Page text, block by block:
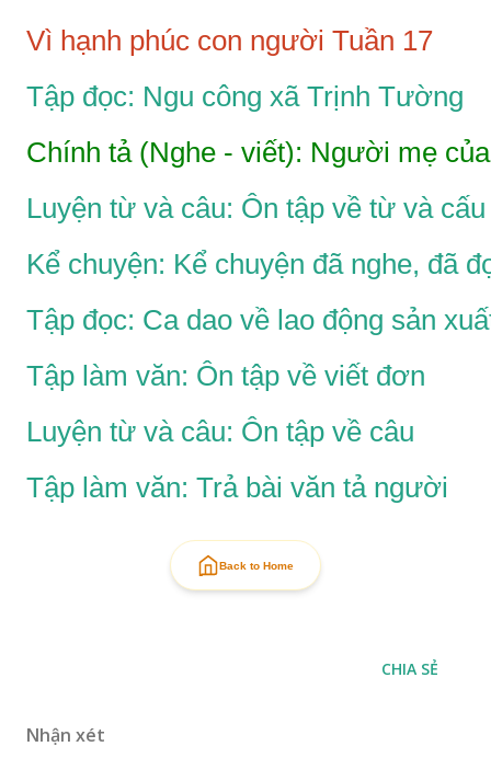
Vì hạnh phúc con người Tuần 17
Tập đọc: Ngu công xã Trịnh Tường
Chính tả (Nghe - viết): Người mẹ
Luyện từ và câu: Ôn tập về từ và
Kể chuyện: Kể chuyện đã nghe, đã
Tập đọc: Ca dao về lao động sản
Tập làm văn: Ôn tập về viết đơn
Luyện từ và câu: Ôn tập về câu
Tập làm văn: Trả bài văn tả người
Back to Home
CHIA SẺ
Nhận xét